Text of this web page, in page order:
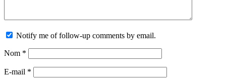
Notify me of follow-up comments by email.
Nom *
E-mail *